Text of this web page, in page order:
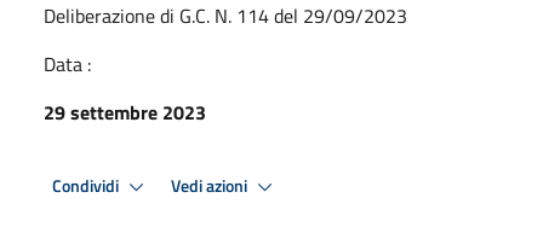
Deliberazione di G.C. N. 114 del 29/09/2023
Data :
29 settembre 2023
Condividi Vedi azioni